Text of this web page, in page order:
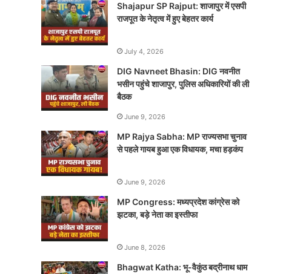
Shajapur SP Rajput: शाजापुर में एसपी
राजपूत के नेतृत्व में हुए बेहतर कार्य
July 4, 2026
DIG Navneet Bhasin: DIG नवनीत
भसीन पहुंचे शाजापुर, पुलिस अधिकारियों की ली
बैठक
June 9, 2026
MP Rajya Sabha: MP राज्यसभा चुनाव
से पहले गायब हुआ एक विधायक, मचा हड़कंप
June 9, 2026
MP Congress: मध्यप्रदेश कांग्रेस को
झटका, बड़े नेता का इस्तीफा
June 8, 2026
Bhagwat Katha: भू-वैकुंठ बद्रीनाथ धाम